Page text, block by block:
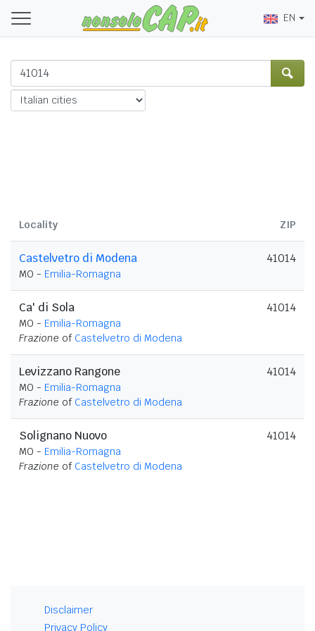
EN
Locality ZIP
Castelvetro di Modena
MO - Emilia-Romagna
41014
Ca' di Sola
MO - Emilia-Romagna
Frazione of Castelvetro di Modena
41014
Levizzano Rangone
MO - Emilia-Romagna
Frazione of Castelvetro di Modena
41014
Solignano Nuovo
MO - Emilia-Romagna
Frazione of Castelvetro di Modena
41014
Disclaimer
Privacy Policy